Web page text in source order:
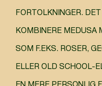
FORTOLKNINGER.
KOMBINERE MEDUSA
SOM F.EKS. ROSER,
ELLER OLD SCHOOL-